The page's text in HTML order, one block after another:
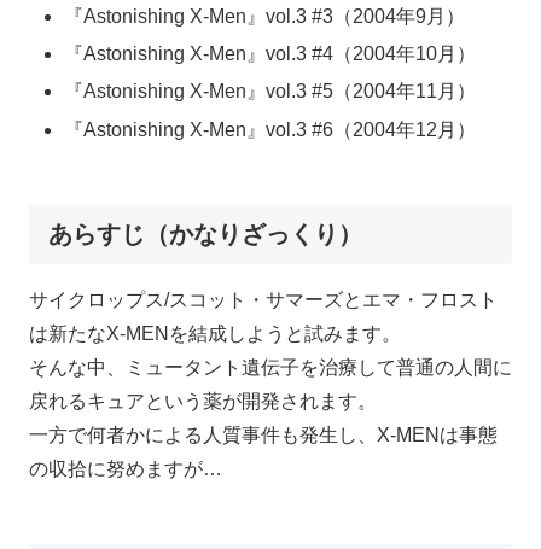
『Astonishing X-Men』vol.3 #3（2004年9月）
『Astonishing X-Men』vol.3 #4（2004年10月）
『Astonishing X-Men』vol.3 #5（2004年11月）
『Astonishing X-Men』vol.3 #6（2004年12月）
あらすじ（かなりざっくり）
サイクロップス/スコット・サマーズとエマ・フロスト
は新たなX-MENを結成しようと試みます。
そんな中、ミュータント遺伝子を治療して普通の人間に
戻れるキュアという薬が開発されます。
一方で何者かによる人質事件も発生し、X-MENは事態
の収拾に努めますが…